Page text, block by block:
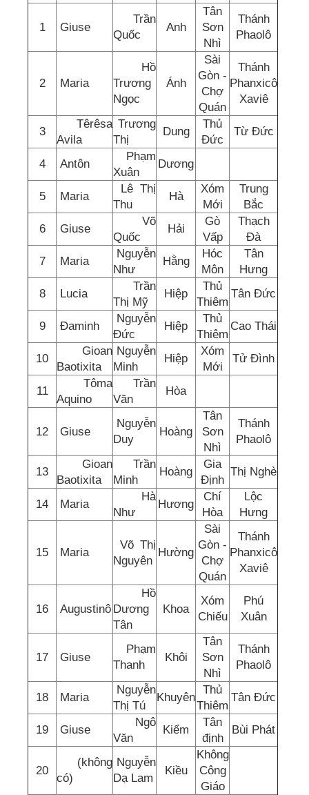
1 Giuse
Trần
Quốc
Anh
Tân
Sơn
Nhì
Thánh
Phaolô
2 Maria
Hồ
Trương
Ngọc
Ánh
Sài
Gòn -
Chợ
Quán
Thánh
Phanxicô
Xaviê
3
Têrêsa
Avila
Trương
Thị
Dung
Thủ
Đức
Từ Đức
4 Antôn
Phạm
Xuân
Dương
5 Maria
Lê Thị
Thu
Hà
Xóm
Mới
Trung
Bắc
6
Giuse
Võ
Quốc
Hải
Gò
Vấp
Thạch
Đà
7
Maria
Nguyễn
Như
Hằng
Hóc
Môn
Tân
Hưng
8
Lucia
Trần
Thị Mỹ
Hiệp
Thủ
Thiêm
Tân Đức
9 Đaminh
Nguyễn
Đức
Hiệp
Thủ
Thiêm
Cao Thái
10
Gioan
Baotixita
Nguyễn
Minh
Hiệp
Xóm
Mới
Tử Đình
11
Tôma
Aquino
Trần
Văn
Hòa
12 Giuse
Nguyễn
Duy
Hoàng
Tân
Sơn
Nhì
Thánh
Phaolô
13
Gioan
Baotixita
Trần
Minh
Hoàng
Gia
Định
Thị Nghè
14 Maria
Hà
Như
Hương
Chí
Hòa
Lộc
Hưng
15 Maria
Võ Thị
Nguyên
Hường
Sài
Gòn -
Chợ
Quán
Thánh
Phanxicô
Xaviê
16 Augustinô
Hồ
Dương
Tân
Khoa
Xóm
Chiếu
Phú
Xuân
17 Giuse
Phạm
Thanh
Khôi
Tân
Sơn
Nhì
Thánh
Phaolô
18 Maria
Nguyễn
Thị Tú
Khuyên
Thủ
Thiêm
Tân Đức
19 Giuse
Ngô
Văn
Kiểm
Tân
định
Bùi Phát
20
(không
có)
Nguyễn
Dạ Lam
Kiều
Không
Công
Giáo